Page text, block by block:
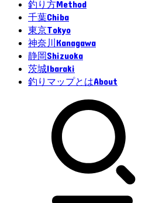
釣り方Method
千葉Chiba
東京Tokyo
神奈川 Kanagawa
静岡Shizuoka
茨城Ibaraki
釣りマップとはAbout